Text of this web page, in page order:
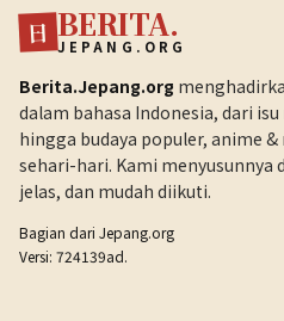
日 BERITA.
JEPANG.ORG
Berita.Jepang.org
dalam bahasa Indonesia, dari
hingga budaya populer, anime
sehari-hari. Kami menyusunnya
jelas, dan mudah diikuti.
Bagian dari Jepang.org
Versi: 724139ad.